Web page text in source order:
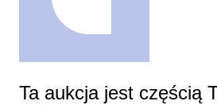
Ta aukcja jest częścią